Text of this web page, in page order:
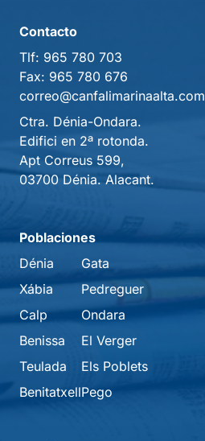
Contacto
Tlf: 965 780 703
Fax: 965 780 676
correo@canfalimarinaalta.com
Ctra. Dénia-Ondara.
Edifici en 2ª rotonda.
Apt Correus 599,
03700 Dénia. Alacant.
Poblaciones
Dénia
Xábia
Calp
Benissa
Teulada
Benitatxell
Gata
Pedreguer
Ondara
El Verger
Els Poblets
Pego